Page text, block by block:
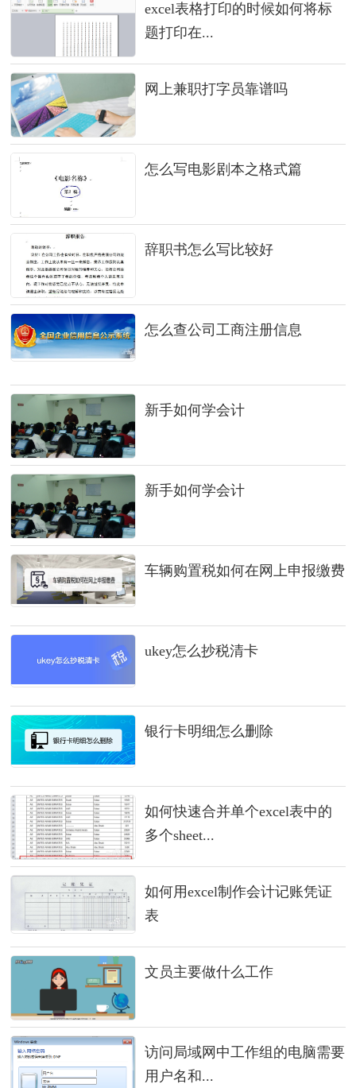
excel表格打印的时候如何将标
题打印在...
网上兼职打字员靠谱吗
怎么写电影剧本之格式篇
辞职书怎么写比较好
怎么查公司工商注册信息
新手如何学会计
新手如何学会计
车辆购置税如何在网上申报缴费
ukey怎么抄税清卡
银行卡明细怎么删除
如何快速合并单个excel表中的
多个sheet...
如何用excel制作会计记账凭证
表
文员主要做什么工作
访问局域网中工作组的电脑需要
用户名和...